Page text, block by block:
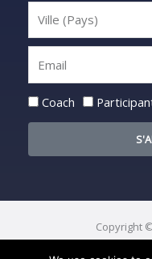
Statut
Coach
Copyright